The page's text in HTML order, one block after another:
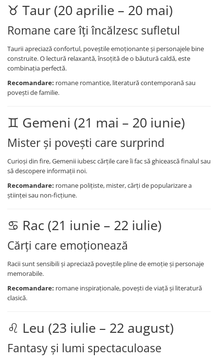
Blocuri de desen școlare
Accesorii geometrie și matematică
Rigle și Echere
Raportoare
Compasuri
Truse geometrie
Ghiozdane și rucsacuri
Ghiozdane școlare
Rucsacuri școlare și casual
Ghiozdane pentru grădinită
Trollere pentru copii
Penare
Penare tip etui
Acuarele și pensule școlare
Pensule școlare
Cărți
Cărți de colorat
Cărți ilustrate și interactive
Povești și ficțiune pentru copii
♉ Taur (20 aprilie – 20 mai)
Romane care îți încălzesc sufletul
Taurii apreciază confortul, poveștile emoționante și personajele bine
construite. O lectură relaxantă, însoțită de o băutură caldă, este
combinația perfectă.
Recomandare: romane romantice, literatură contemporană sau
povești de familie.
♊ Gemeni (21 mai – 20 iunie)
Mister și povești care surprind
Curioși din fire, Gemenii iubesc cărțile care îi fac să ghicească finalul sau
să descopere informații noi.
Recomandare: romane polițiste, mister, cărți de popularizare a
științei sau non-ficțiune.
♋ Rac (21 iunie – 22 iulie)
Cărți care emoționează
Racii sunt sensibili și apreciază poveștile pline de emoție și personaje
memorabile.
Recomandare: romane inspiraționale, povești de viață și literatură
clasică.
♌ Leu (23 iulie – 22 august)
Fantasy și lumi spectaculoase